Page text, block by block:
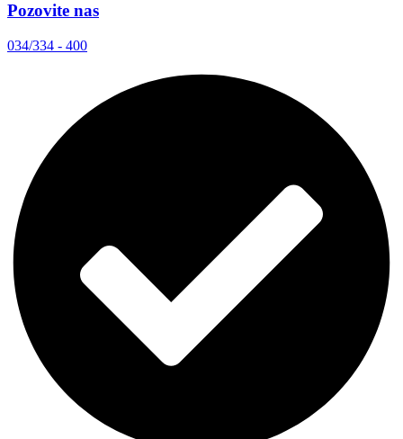
Pozovite nas
034/334 - 400